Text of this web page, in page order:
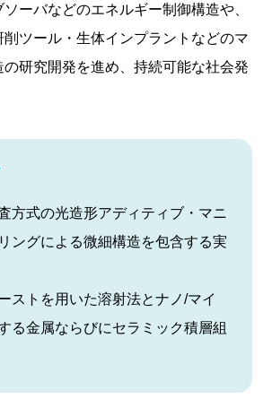
ーバなどのエネルギー制御構造や、
ツール・生体インプラントなどのマ
研究開発を進め、持続可能な社会発
方式の光造形アディティブ・マニ
ングによる微細構造を包含する実
ストを用いた溶射法とナノ/マイ
る金属ならびにセラミック積層組